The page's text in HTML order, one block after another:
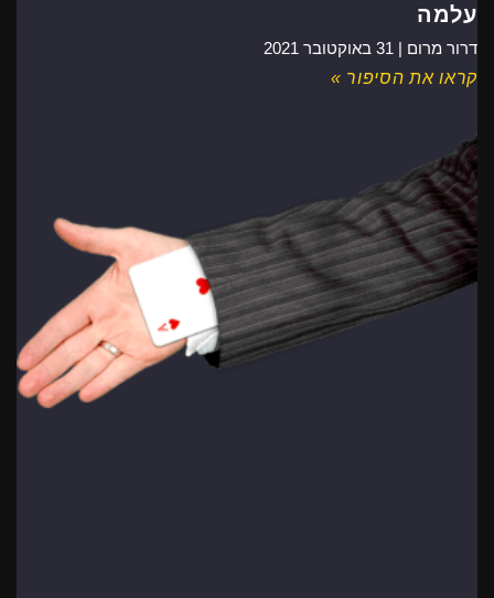
עלמה
דרור מרום | 31 באוקטובר 2021
קראו את הסיפור »